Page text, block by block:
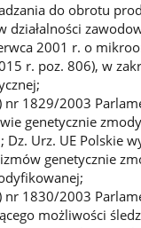
do obrotu
działalności
2001 r. o
r. poz. 806), w
nr 1829/2003
genetycznie
Urz. UE Polskie
genetycznie
nr 1830/2003
możliwości